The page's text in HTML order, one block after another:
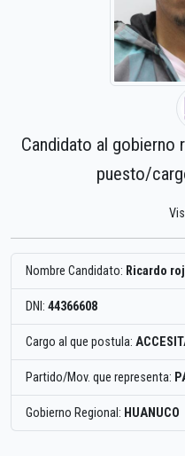
Candidato al gobierno
puesto/
Nombre Candidato: Ricardo
DNI: 44366608
Cargo al que postula:
Partido/Mov. que representa:
Gobierno Regional: HUANUCO